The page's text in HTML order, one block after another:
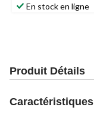
En stock en ligne
Produit Détails
Caractéristiques